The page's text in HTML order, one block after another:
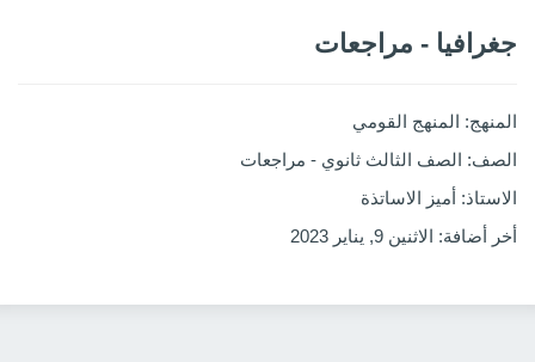
جغرافيا - مراجعات
المنهج: المنهج القومي
الصف: الصف الثالث ثانوي - مراجعات
الاستاذ: أميز الاساتذة
أخر أضافة: الاثنين 9, يناير 2023